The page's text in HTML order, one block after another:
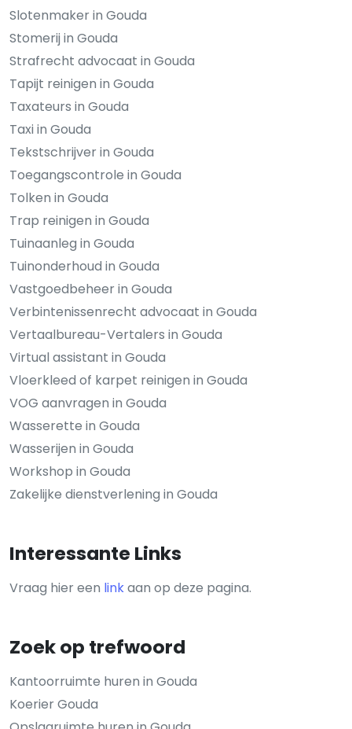
Slotenmaker in Gouda
Stomerij in Gouda
Strafrecht advocaat in Gouda
Tapijt reinigen in Gouda
Taxateurs in Gouda
Taxi in Gouda
Tekstschrijver in Gouda
Toegangscontrole in Gouda
Tolken in Gouda
Trap reinigen in Gouda
Tuinaanleg in Gouda
Tuinonderhoud in Gouda
Vastgoedbeheer in Gouda
Verbintenissenrecht advocaat in Gouda
Vertaalbureau-Vertalers in Gouda
Virtual assistant in Gouda
Vloerkleed of karpet reinigen in Gouda
VOG aanvragen in Gouda
Wasserette in Gouda
Wasserijen in Gouda
Workshop in Gouda
Zakelijke dienstverlening in Gouda
Interessante Links
Vraag hier een linkaan op deze pagina.
Zoek op trefwoord
Kantoorruimte huren in Gouda
Koerier Gouda